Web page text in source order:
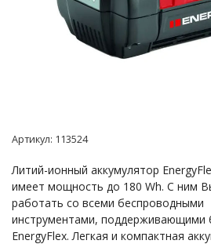
Артикул: 113524
Литий-ионный аккумулятор
имеет мощность до 180 Wh. С ним
работать со всеми беспроводными
инструментами, поддерживающими
EnergyFlex. Легкая и компактная